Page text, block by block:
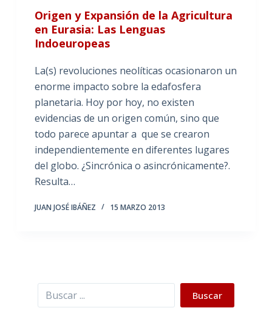
Origen y Expansión de la Agricultura
en Eurasia: Las Lenguas
Indoeuropeas
La(s) revoluciones neolíticas ocasionaron un
enorme impacto sobre la edafosfera
planetaria. Hoy por hoy, no existen
evidencias de un origen común, sino que
todo parece apuntar a que se crearon
independientemente en diferentes lugares
del globo. ¿Sincrónica o asincrónicamente?.
Resulta…
JUAN JOSÉ IBÁÑEZ 15 MARZO 2013
Buscar Buscar